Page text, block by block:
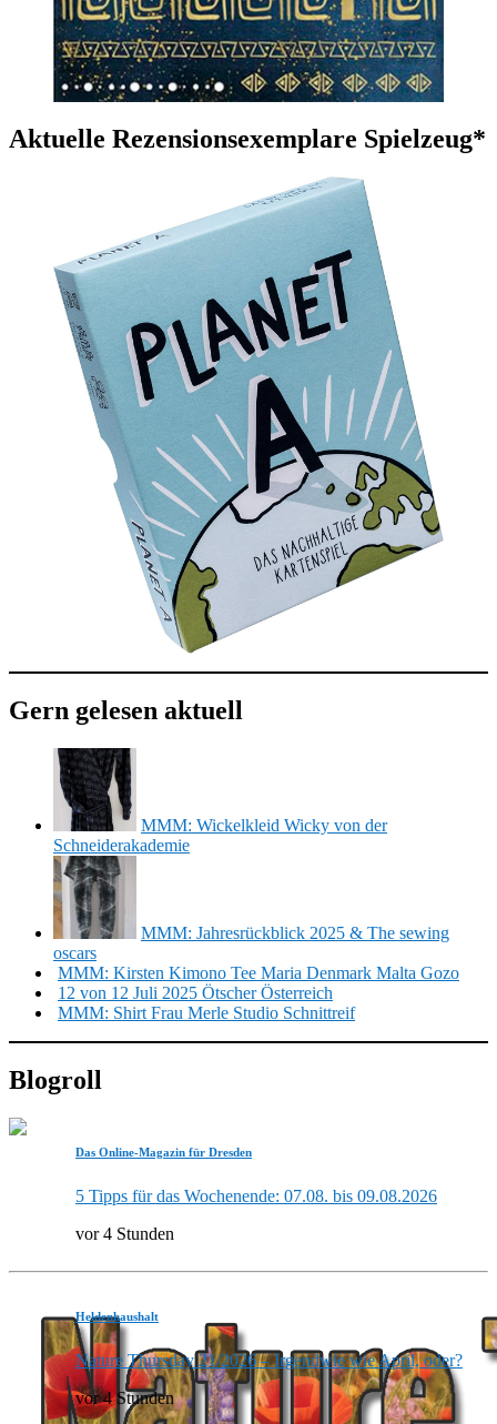
Aktuelle Rezensionsexemplare Spielzeug*
Gern gelesen aktuell
MMM: Wickelkleid Wicky von der
Schneiderakademie
MMM: Jahresrückblick 2025 & The sewing
oscars
MMM: Kirsten Kimono Tee Maria Denmark Malta Gozo
12 von 12 Juli 2025 Ötscher Österreich
MMM: Shirt Frau Merle Studio Schnittreif
Blogroll
Das Online-Magazin für Dresden
5 Tipps für das Wochenende: 07.08. bis 09.08.2026
vor 4 Stunden
Heldenhaushalt
Nature Thursday 21/2026 – Irgendwie wie April, oder?
vor 4 Stunden